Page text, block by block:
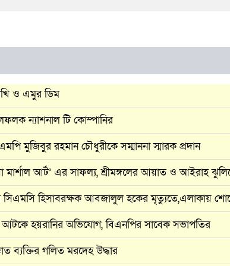
ও এমুর ডিম
ন্যাশনাল টি কোম্পানির
মুজিবুর রহমান চৌধুরীকে সম্মাননা স্মারক প্রদান
মার্শাল আর্ট’ এর সাফল্য, শ্রীমঙ্গলের আয়াত ও আইরাহ
সিএমসি হিসাবরক্ষক আবজালুল হকের মৃত্যুতে,এলাকায়
আটকে হয়রানির অভিযোগ, বিএনপির সাবেক সভাপতির
ব্যক্তির গলিত মরদেহ উদ্ধার